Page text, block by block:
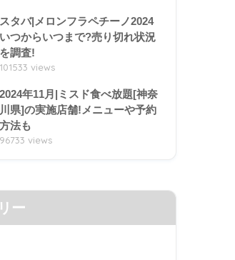
スタバ|メロンフラペチーノ2024
いつからいつまで?売り切れ状況
を調査!
101533 views
2024年11月|ミスド食べ放題[神奈
川県]の実施店舗!メニューや予約
方法も
96733 views
ー